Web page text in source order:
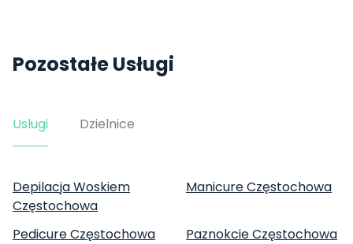
Pozostałe Usługi
Usługi Dzielnice
Depilacja Woskiem
Częstochowa
Manicure Częstochowa
Pedicure Częstochowa
Paznokcie Częstochowa